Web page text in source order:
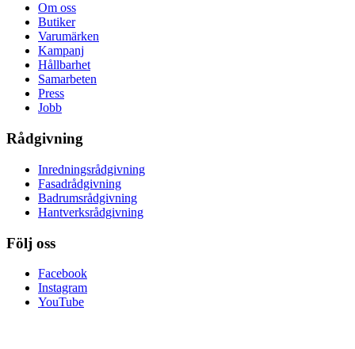
Om oss
Butiker
Varumärken
Kampanj
Hållbarhet
Samarbeten
Press
Jobb
Rådgivning
Inredningsrådgivning
Fasadrådgivning
Badrumsrådgivning
Hantverksrådgivning
Följ oss
Facebook
Instagram
YouTube